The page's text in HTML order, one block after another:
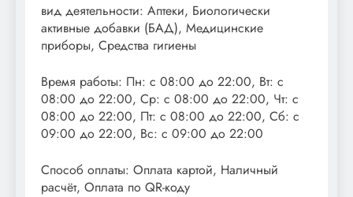
вид деятельности: Аптеки, Биологически
активные добавки (БАД), Медицинские
приборы, Средства гигиены
Время работы: Пн: с 08:00 до 22:00, Вт: с
08:00 до 22:00, Ср: с 08:00 до 22:00, Чт: с
08:00 до 22:00, Пт: с 08:00 до 22:00, Сб: с
09:00 до 22:00, Вс: с 09:00 до 22:00
Способ оплаты: Оплата картой, Наличный
расчёт, Оплата по QR-коду